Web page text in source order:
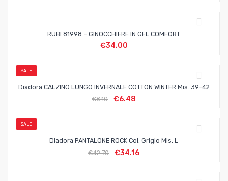
RUBI 81998 – GINOCCHIERE IN GEL COMFORT
€34.00
SALE
Diadora CALZINO LUNGO INVERNALE COTTON WINTER Mis. 39-42
€8.10 €6.48
SALE
Diadora PANTALONE ROCK Col. Grigio Mis. L
€42.70 €34.16